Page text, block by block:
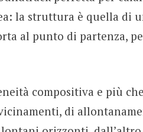
la struttura è quella di
al punto di partenza,
compositiva e più
di